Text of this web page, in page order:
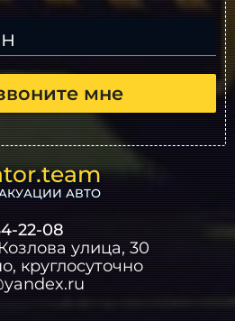
мне
АВТО
22-08
улица, 30
круглосуточно